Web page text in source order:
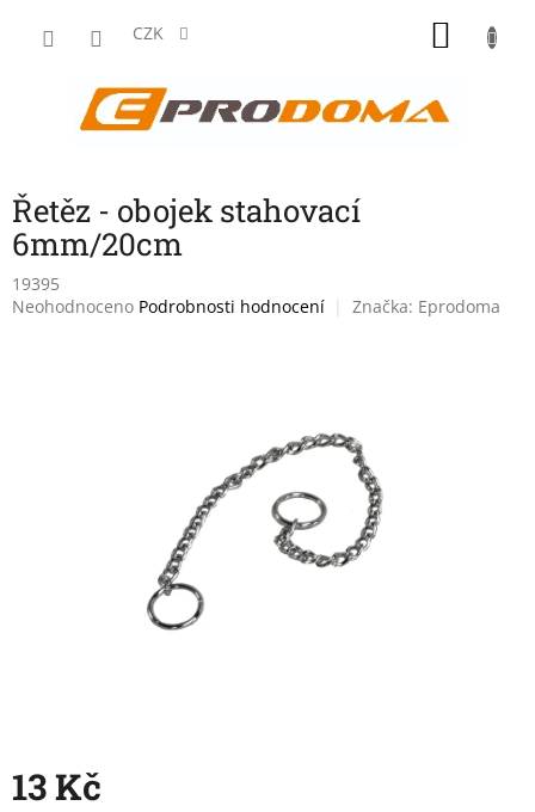
CZK
Řetěz - obojek stahovací
6mm/20cm
19395
Průměrné
Neohodnoceno Podrobnosti hodnocení Značka: Eprodoma
13 Kč